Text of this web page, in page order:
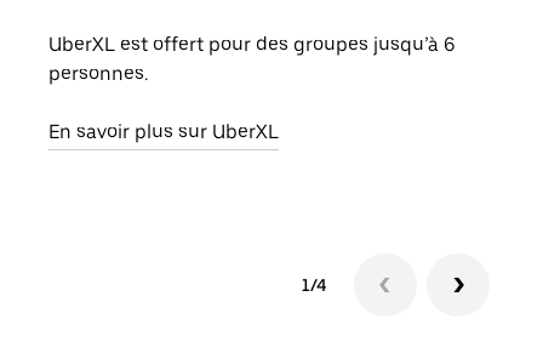
UberXL est offert pour des groupes jusqu’à 6
personnes.
En savoir plus sur UberXL
1/4